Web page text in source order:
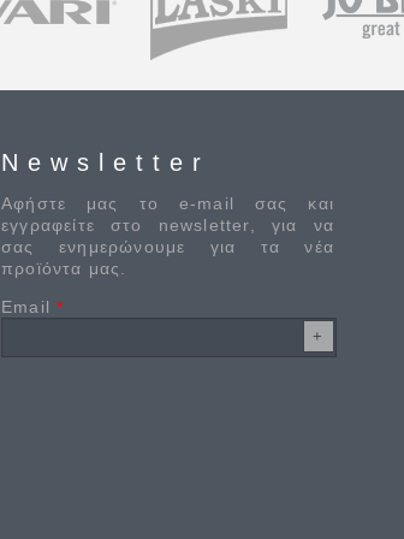
Newsletter
Αφήστε μας το e-mail σας και
εγγραφείτε στο newsletter, για να
σας ενημερώνουμε για τα νέα
προϊόντα μας.
Email*